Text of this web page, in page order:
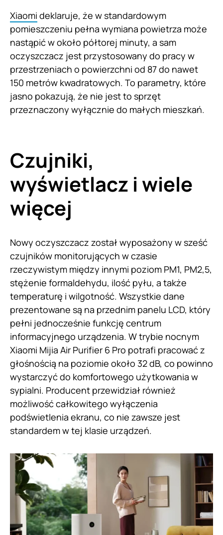
Xiaomi deklaruje, że w standardowym
pomieszczeniu pełna wymiana powietrza może
nastąpić w około półtorej minuty, a sam
oczyszczacz jest przystosowany do pracy w
przestrzeniach o powierzchni od 87 do nawet
150 metrów kwadratowych. To parametry, które
jasno pokazują, że nie jest to sprzęt
przeznaczony wyłącznie do małych mieszkań.
Czujniki,
wyświetlacz i wiele
więcej
Nowy oczyszczacz został wyposażony w sześć
czujników monitorujących w czasie
rzeczywistym między innymi poziom PM1, PM2,5,
stężenie formaldehydu, ilość pyłu, a także
temperaturę i wilgotność. Wszystkie dane
prezentowane są na przednim panelu LCD, który
pełni jednocześnie funkcję centrum
informacyjnego urządzenia. W trybie nocnym
Xiaomi Mijia Air Purifier 6 Pro potrafi pracować z
głośnością na poziomie około 32 dB, co powinno
wystarczyć do komfortowego użytkowania w
sypialni. Producent przewidział również
możliwość całkowitego wyłączenia
podświetlenia ekranu, co nie zawsze jest
standardem w tej klasie urządzeń.